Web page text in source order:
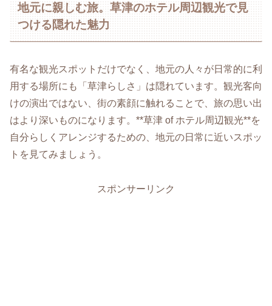
地元に親しむ旅。草津のホテル周辺観光で見
つける隠れた魅力
有名な観光スポットだけでなく、地元の人々が日常的に利
用する場所にも「草津らしさ」は隠れています。観光客向
けの演出ではない、街の素顔に触れることで、旅の思い出
はより深いものになります。**草津 of ホテル周辺観光**を
自分らしくアレンジするための、地元の日常に近いスポッ
トを見てみましょう。
スポンサーリンク